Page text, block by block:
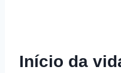
Início da